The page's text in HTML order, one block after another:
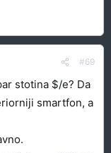
#69
stotina $/e? Da
smartfon, a